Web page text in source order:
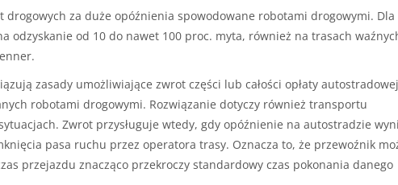
drogowych za duże opóźnienia spowodowane robotami drogowymi. Dla
odzyskanie od 10 do nawet 100 proc. myta, również na trasach
zasady umożliwiające zwrot części lub całości opłaty
robotami drogowymi. Rozwiązanie dotyczy również transportu
Zwrot przysługuje wtedy, gdy opóźnienie na autostradzie
pasa ruchu przez operatora trasy. Oznacza to, że przewoźnik
przejazdu znacząco przekroczy standardowy czas pokonania danego